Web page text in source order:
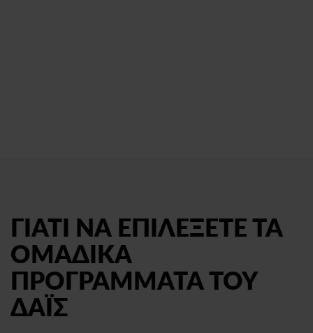
ΓΙΑΤΙ ΝΑ ΕΠΙΛΕΞΕΤΕ ΤΑ
ΟΜΑΔΙΚΑ
ΠΡΟΓΡΑΜΜΑΤΑ ΤΟΥ
ΔΑΪΣ